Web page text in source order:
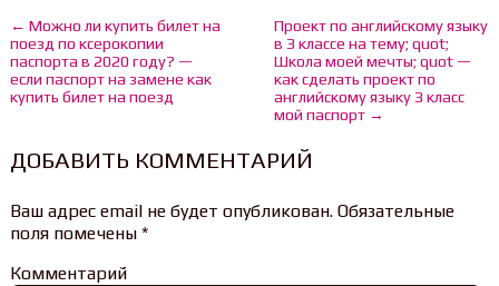
← Можно ли купить билет на
поезд по ксерокопии
паспорта в 2020 году? —
если паспорт на замене как
купить билет на поезд
Проект по английскому языку
в 3 классе на тему; quot;
Школа моей мечты; quot —
как сделать проект по
английскому языку 3 класс
мой паспорт →
ДОБАВИТЬ КОММЕНТАРИЙ
Ваш адрес email не будет опубликован.Обязательные
поля помечены *
Комментарий